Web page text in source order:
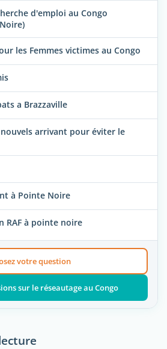
d'emploi au Congo
les Femmes victimes au Congo
a Brazzaville
arrivant pour éviter le
à Pointe Noire
RAF à pointe noire
votre question
sur le réseautage au Congo